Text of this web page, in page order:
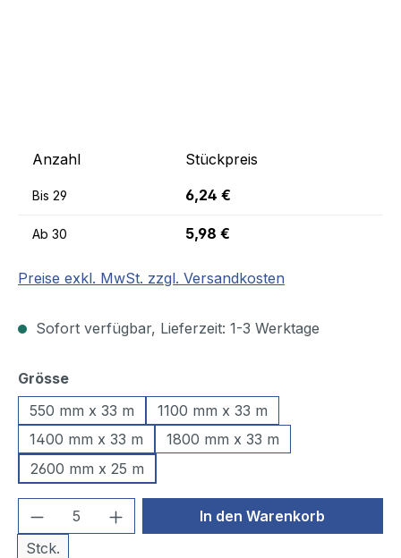
Anzahl Stückpreis
Bis 29 6,24 €
Ab 30 5,98 €
Preise exkl. MwSt. zzgl. Versandkosten
Sofort verfügbar, Lieferzeit: 1-3 Werktage
Grösseauswählen
550 mm x 33 m
1100 mm x 33 m
1400 mm x 33 m
1800 mm x 33 m
2600 mm x 25 m
Produkt Anzahl: Gib den
Stck.
In den Warenkorb